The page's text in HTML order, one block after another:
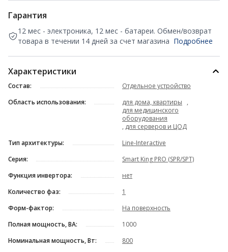
Гарантия
12 мес - электроника, 12 мес - батареи. Обмен/возврат
товара в течении 14 дней за счет магазина Подробнее
Характеристики
Состав:
Отдельное устройство
Область использования:
для дома, квартиры
,
для медицинского
оборудования
, для серверов и ЦОД
Тип архитектуры:
Line-Interactive
Серия:
Smart King PRO (SPR/SPT)
Функция инвертора:
нет
Количество фаз:
1
Форм-фактор:
На поверхность
Полная мощность, ВА:
1000
Номинальная мощность, Вт:
800